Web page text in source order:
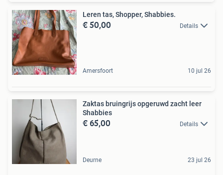
Leren tas, Shopper, Shabbies.
€ 50,00 Details
Amersfoort 10 jul 26
Zaktas bruingrijs opgeruwd zacht leer
Shabbies
€ 65,00 Details
Deurne 23 jul 26